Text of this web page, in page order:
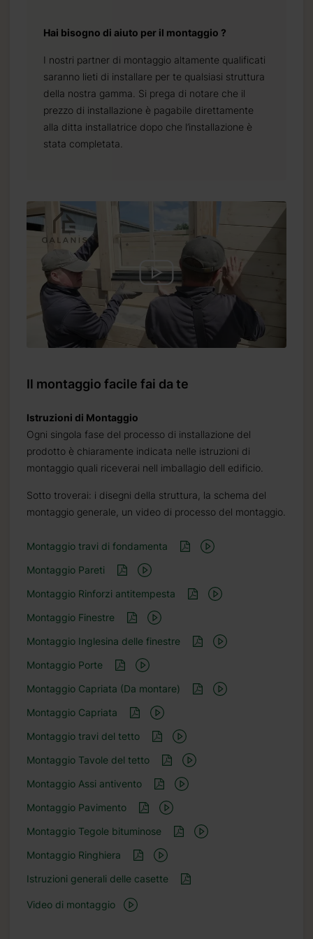
Hai bisogno di aiuto per il montaggio ?
I nostri partner di montaggio altamente qualificati
saranno lieti di installare per te qualsiasi struttura
della nostra gamma. Si prega di notare che il
prezzo di installazione è pagabile direttamente
alla ditta installatrice dopo che l’installazione è
stata completata.
Il montaggio facile fai da te
Istruzioni di Montaggio
Ogni singola fase del processo di installazione del
prodotto è chiaramente indicata nelle istruzioni di
montaggio quali riceverai nell imballagio dell edificio.
Sotto troverai: i disegni della struttura, la schema del
montaggio generale, un video di processo del montaggio.
Montaggio travi di fondamenta
Montaggio Pareti
Montaggio Rinforzi antitempesta
Montaggio Finestre
Montaggio Inglesina delle finestre
Montaggio Porte
Montaggio Capriata (Da montare)
Montaggio Capriata
Montaggio travi del tetto
Montaggio Tavole del tetto
Montaggio Assi antivento
Montaggio Pavimento
Montaggio Tegole bituminose
Montaggio Ringhiera
Istruzioni generali delle casette
Video di montaggio